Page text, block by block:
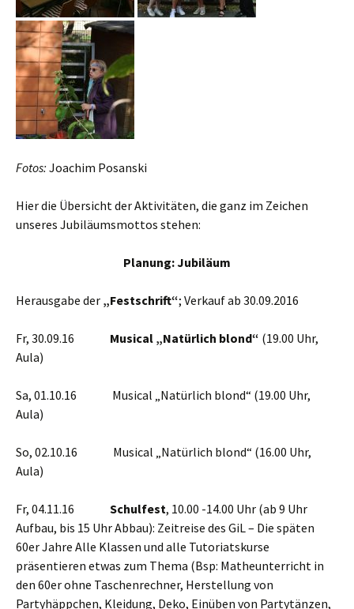
Fotos: Joachim Posanski
Hier die Übersicht der Aktivitäten, die ganz im Zeichen
unseres Jubiläumsmottos stehen:
Planung: Jubiläum
Herausgabe der „Festschrift“; Verkauf ab 30.09.2016
Fr, 30.09.16 Musical „Natürlich blond“ (19.00 Uhr,
Aula)
Sa, 01.10.16 Musical „Natürlich blond“ (19.00 Uhr,
Aula)
So, 02.10.16 Musical „Natürlich blond“ (16.00 Uhr,
Aula)
Fr, 04.11.16 Schulfest, 10.00 -14.00 Uhr (ab 9 Uhr
Aufbau, bis 15 Uhr Abbau): Zeitreise des GiL – Die späten
60er Jahre Alle Klassen und alle Tutoriatskurse
präsentieren etwas zum Thema (Bsp: Matheunterricht in
den 60er ohne Taschenrechner, Herstellung von
Partyhäppchen, Kleidung, Deko, Einüben von Partytänzen,